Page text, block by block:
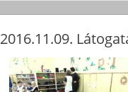
2016.11.09.